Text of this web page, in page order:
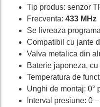
Tip produs: senzor
Frecventa: 433 MHz
Se livreaza
Compatibil cu jante
Valva metalica din
Baterie japoneza,
Temperatura de
Unghi de montaj: 0°
Interval presiune: 0